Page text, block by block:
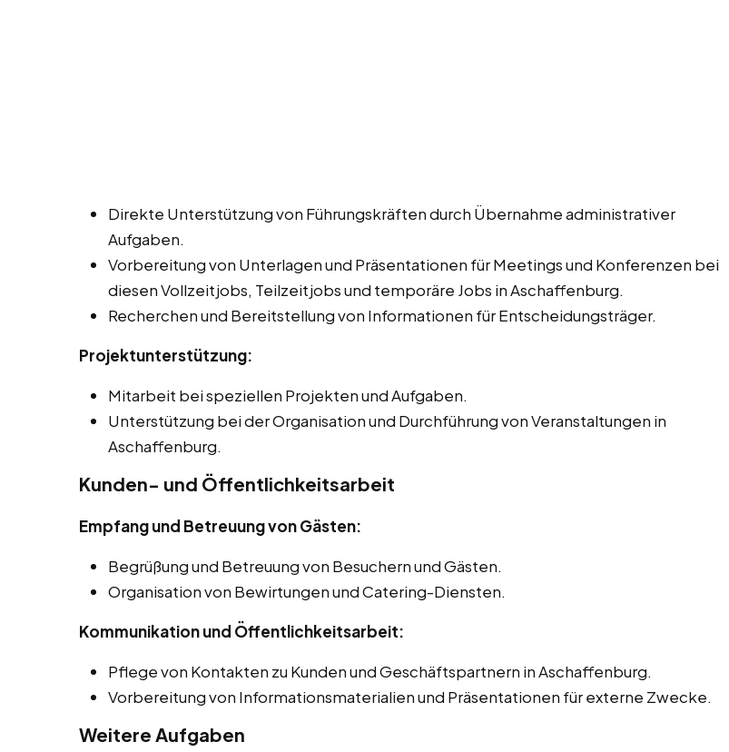
Direkte Unterstützung von Führungskräften durch Übernahme administrativer
Aufgaben.
Vorbereitung von Unterlagen und Präsentationen für Meetings und Konferenzen bei
diesen Vollzeitjobs, Teilzeitjobs und temporäre Jobs in Aschaffenburg.
Recherchen und Bereitstellung von Informationen für Entscheidungsträger.
Projektunterstützung:
Mitarbeit bei speziellen Projekten und Aufgaben.
Unterstützung bei der Organisation und Durchführung von Veranstaltungen in
Aschaffenburg.
Kunden- und Öffentlichkeitsarbeit
Empfang und Betreuung von Gästen:
Begrüßung und Betreuung von Besuchern und Gästen.
Organisation von Bewirtungen und Catering-Diensten.
Kommunikation und Öffentlichkeitsarbeit:
Pflege von Kontakten zu Kunden und Geschäftspartnern in Aschaffenburg.
Vorbereitung von Informationsmaterialien und Präsentationen für externe Zwecke.
Weitere Aufgaben